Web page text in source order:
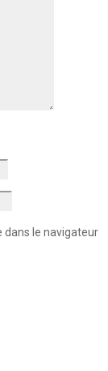
dans le navigateur